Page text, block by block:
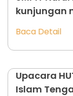
kunjungan
Baca Detail
Upacara
Islam